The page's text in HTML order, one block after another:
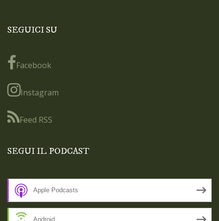
SEGUICI SU
Facebook
Instagram
Feed RSS
SEGUI IL PODCAST
Apple Podcasts
Android